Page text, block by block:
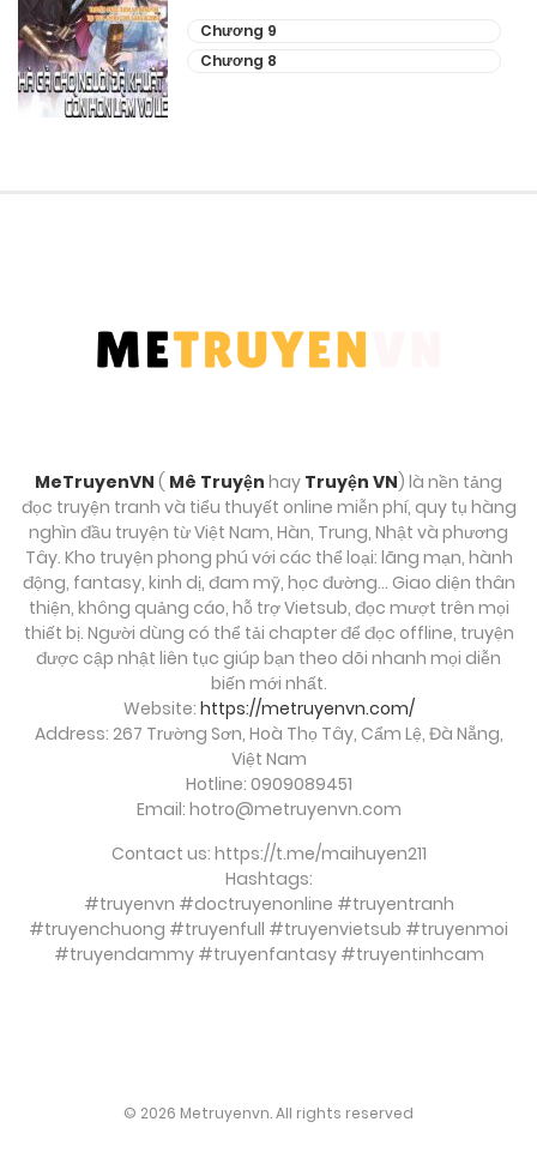
Chương 5
Tháng mười một 15, 2025
Chương 2
Tháng mười một 15, 2025
Chương 0
Tháng mười một 15, 2025
Chương 9
Chương 8
MeTruyenVN ( Mê Truyện hay Truyện VN) là nền tảng
đọc truyện tranh và tiểu thuyết online miễn phí, quy tụ hàng
nghìn đầu truyện từ Việt Nam, Hàn, Trung, Nhật và phương
Tây. Kho truyện phong phú với các thể loại: lãng mạn, hành
động, fantasy, kinh dị, đam mỹ, học đường… Giao diện thân
thiện, không quảng cáo, hỗ trợ Vietsub, đọc mượt trên mọi
thiết bị. Người dùng có thể tải chapter để đọc offline, truyện
được cập nhật liên tục giúp bạn theo dõi nhanh mọi diễn
biến mới nhất.
Website: https://metruyenvn.com/
Address: 267 Trường Sơn, Hoà Thọ Tây, Cẩm Lệ, Đà Nẵng,
Việt Nam
Hotline: 0909089451
Email: hotro@metruyenvn.com
Contact us: https://t.me/maihuyen211
Hashtags:
#truyenvn #doctruyenonline #truyentranh
#truyenchuong #truyenfull #truyenvietsub #truyenmoi
#truyendammy #truyenfantasy #truyentinhcam
© 2026 Metruyenvn. All rights reserved